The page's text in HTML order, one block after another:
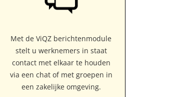
Met de ViQZ berichtenmodule
stelt u werknemers in staat
contact met elkaar te houden
via een chat of met groepen in
een zakelijke omgeving.